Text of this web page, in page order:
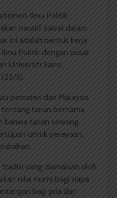
Ilmu Politik
naratif sakral dalam
ini adalah bentuk kerja
Politik dengan pusat
Universiti Sains
(22/5).
pemateri dari Malaysia
tentang tarian bernama
bahwa tarian sewang
untuk perayaan,
yang diamalkan oleh
nilai murni bagi siapa
bagi pria dan